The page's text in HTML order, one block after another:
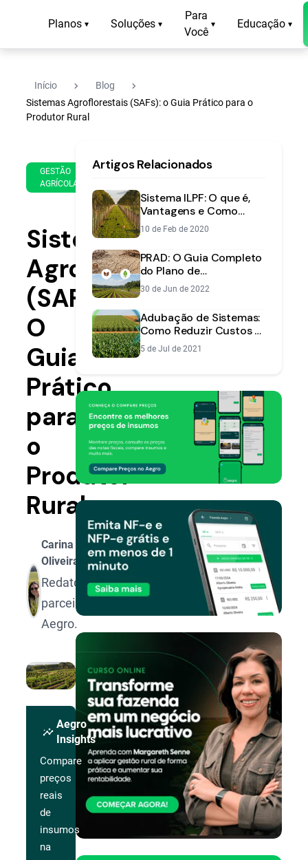
Planos ▾ Soluções ▾
Para
Você
▾ Educação ▾
Início navigate_next Blog navigate_next
Sistemas Agroflorestais (SAFs): o Guia Prático para o
Produtor Rural
GESTÃO
AGRÍCOLA
de
de
2023
min
leitura
Sistemas
Agroflorestais
(SAFs):
O
Guia
Prático
para
o
Produtor
Rural
Carina
Oliveira
Redatora
parceira
Aegro.
insights
Aegro
Insights
Compare
preços
reais
de
insumos
na
Artigos Relacionados
Sistema ILPF: O que é,
Vantagens e Como
Implementar na sua
Fazenda
10 de Feb de 2020
PRAD: O Guia Completo
do Plano de
Recuperação de Áreas
Degradadas
30 de Jun de 2022
Adubação de Sistemas:
Como Reduzir Custos e
Aumentar a Eficiência
na Lavoura
5 de Jul de 2021